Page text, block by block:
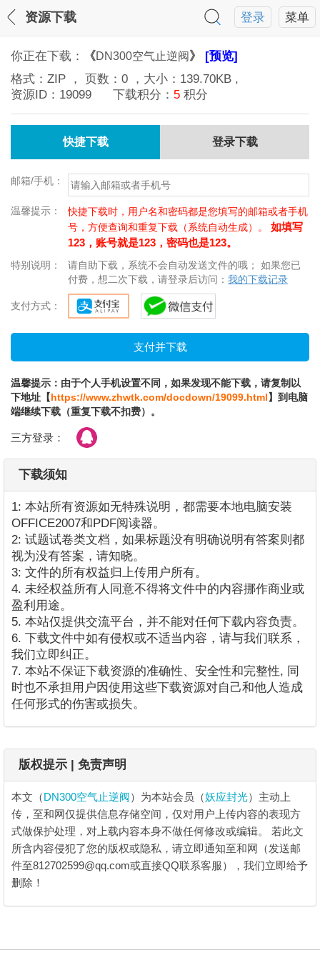
菜单
登录
资源下载
你正在下载： 《DN300空气止逆阀》 [预览]
格式： ZIP ， 页数： 0 ，大小： 139.70KB ,
资源ID： 19099 下载积分： 5 积分
快捷下载 登录下载
邮箱/手机：
温馨提示：
快捷下载时，用户名和密码都是您填写的邮箱或者手机
号，方便查询和重复下载（系统自动生成）。 如填写
123，账号就是123，密码也是123。
特别说明：
请自助下载，系统不会自动发送文件的哦； 如果您已
付费，想二次下载，请登录后访问： 我的下载记录
支付方式：
温馨提示：由于个人手机设置不同，如果发现不能下载，请复制以
下地址【https://www.zhwtk.com/docdown/19099.html】到电脑
端继续下载（重复下载不扣费）。
三方登录：
下载须知
1: 本站所有资源如无特殊说明，都需要本地电脑安装
OFFICE2007和PDF阅读器。
2: 试题试卷类文档，如果标题没有明确说明有答案则都
视为没有答案，请知晓。
3: 文件的所有权益归上传用户所有。
4. 未经权益所有人同意不得将文件中的内容挪作商业或
盈利用途。
5. 本站仅提供交流平台，并不能对任何下载内容负责。
6. 下载文件中如有侵权或不适当内容，请与我们联系，
我们立即纠正。
7. 本站不保证下载资源的准确性、安全性和完整性, 同
时也不承担用户因使用这些下载资源对自己和他人造成
任何形式的伤害或损失。
版权提示 | 免责声明
本文（DN300空气止逆阀）为本站会员（妖应封光）主动上
传，至和网仅提供信息存储空间，仅对用户上传内容的表现方
式做保护处理，对上载内容本身不做任何修改或编辑。 若此文
所含内容侵犯了您的版权或隐私，请立即通知至和网（发送邮
件至812702599@qq.com或直接QQ联系客服），我们立即给予
删除！